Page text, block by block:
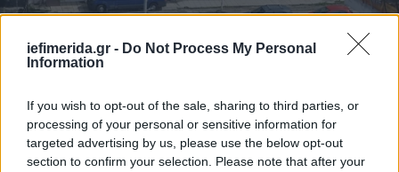
iefimerida.gr - Do Not Process My Personal
Information
If you wish to opt-out of the sale, sharing to third parties, or
processing of your personal or sensitive information for
targeted advertising by us, please use the below opt-out
section to confirm your selection. Please note that after your